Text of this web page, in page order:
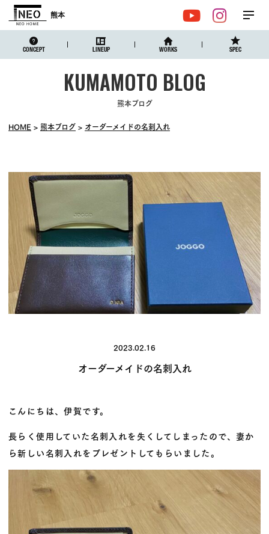
熊本
CONCEPT LINEUP WORKS SPEC
YouTube
メ
熊本ブログ
HOME 熊本ブログ オーダーメイドの名刺入れ
2023.02.16
オーダーメイドの名刺入れ
こんにちは、伊賀です。
長らく使用していた名刺入れを失くしてしまったので、妻か
ら新しい名刺入れをプレゼントしてもらいました。